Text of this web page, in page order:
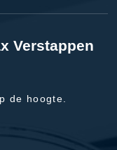
Verstappen
de hoogte.